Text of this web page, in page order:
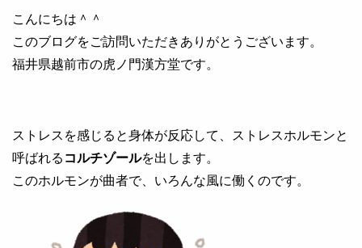
こんにちは＾＾
このブログをご訪問いただきありがとうございます。
福井県越前市の虎ノ門漢方堂です。
ストレスを感じると身体が反応して、ストレスホルモンと
呼ばれる コルチゾールを出します。
このホルモンが曲者で、いろんな風に働くのです。